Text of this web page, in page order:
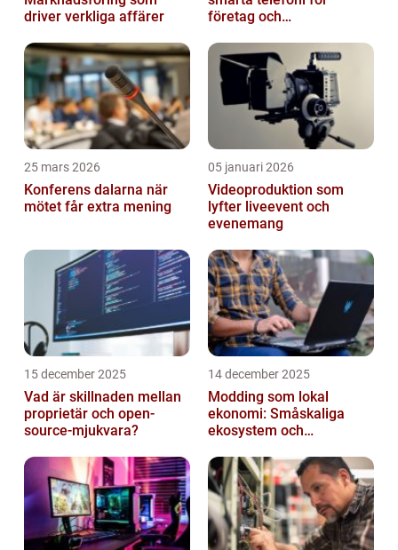
driver verkliga affärer
företag och
25 mars 2026
Konferens dalarna när
mötet får extra mening
05 januari 2026
Videoproduktion som
lyfter liveevent och
evenemang
15 december 2025
Vad är skillnaden mellan
proprietär och open-
source-mjukvara?
14 december 2025
Modding som lokal
ekonomi: Småskaliga
ekosystem och